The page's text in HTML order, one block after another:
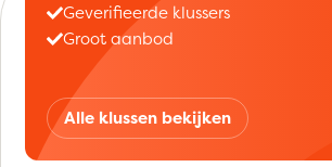
Geverifieerde klussers
Groot aanbod
Alle klussen bekijken